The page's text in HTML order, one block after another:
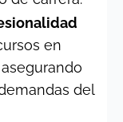
en
asegurando
del